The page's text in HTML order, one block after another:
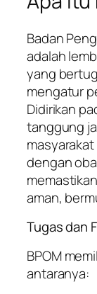
Badan
adalah
yang
mengatur
Didirikan
tanggung
dengan
aman,
Tugas dan
BPOM
antaranya: